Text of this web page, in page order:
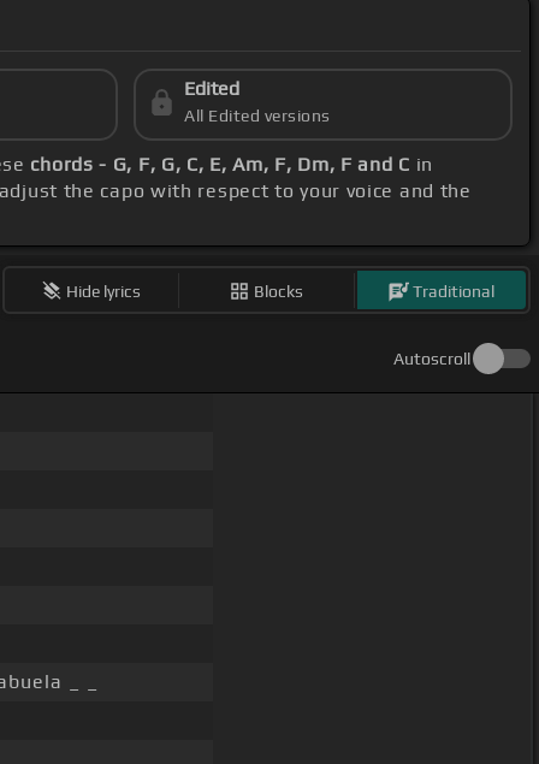
Edited
All Edited versions
chords - G, F, G, C, E, Am, F, Dm, F and C in
the capo with respect to your voice and the
Hide lyrics Blocks Traditional
Autoscroll
_ _